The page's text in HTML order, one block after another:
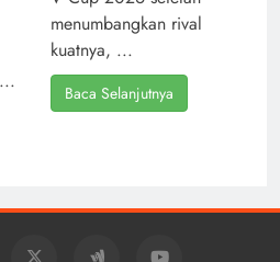
menumbangkan rival
kuatnya, ...
Baca Selanjutnya